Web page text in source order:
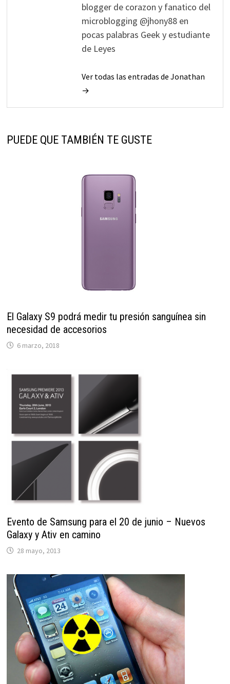
blogger de corazon y fanatico del
microblogging @jhony88 en
pocas palabras Geek y estudiante
de Leyes
Ver todas las entradas de Jonathan
→
PUEDE QUE TAMBIÉN TE GUSTE
El Galaxy S9 podrá medir tu presión sanguínea sin
necesidad de accesorios
6 marzo, 2018
Evento de Samsung para el 20 de junio – Nuevos
Galaxy y Ativ en camino
28 mayo, 2013